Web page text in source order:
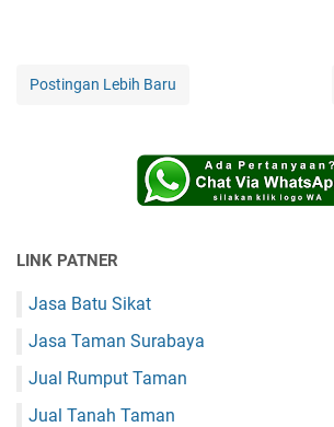
Postingan Lebih Baru
LINK PATNER
Jasa Batu Sikat
Jasa Taman Surabaya
Jual Rumput Taman
Jual Tanah Taman